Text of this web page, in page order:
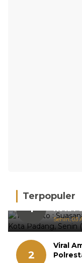
Terpopuler
1
Hujan
Kota
Senin, 03
2
Viral